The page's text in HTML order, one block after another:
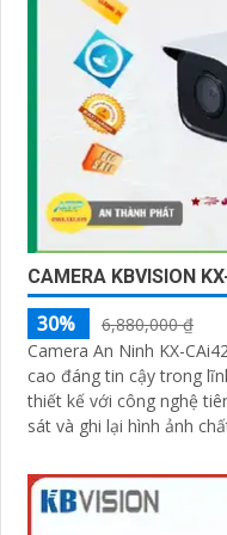
CAMERA KBVISION
30%
6,880,000 ₫
Camera An Ninh KX-
cao đáng tin cậy trong lĩnh vực an
thiết kế với công nghệ
sát và ghi lại hình ảnh